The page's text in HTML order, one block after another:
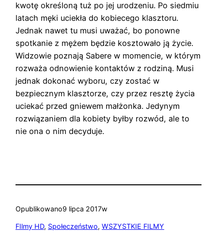
kwotę określoną tuż po jej urodzeniu. Po siedmiu
latach męki uciekła do kobiecego klasztoru.
Jednak nawet tu musi uważać, bo ponowne
spotkanie z mężem będzie kosztowało ją życie.
Widzowie poznają Sabere w momencie, w którym
rozważa odnowienie kontaktów z rodziną. Musi
jednak dokonać wyboru, czy zostać w
bezpiecznym klasztorze, czy przez resztę życia
uciekać przed gniewem małżonka. Jedynym
rozwiązaniem dla kobiety byłby rozwód, ale to
nie ona o nim decyduje.
Opublikowano9 lipca 2017w
FIlmy HD, Społeczeństwo, WSZYSTKIE FILMY